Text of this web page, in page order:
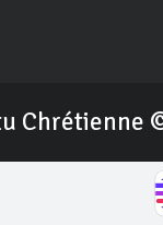
Chrétienne